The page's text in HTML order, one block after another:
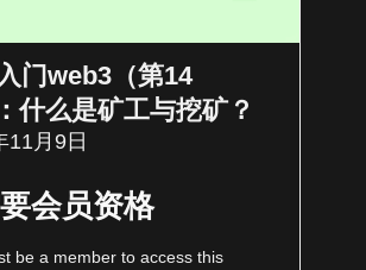
门web3（第14
什么是矿工与挖矿？
11月9日
会员资格
be a member to access this